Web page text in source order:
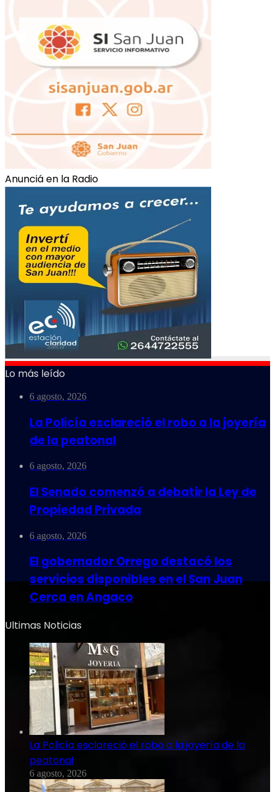
Anunciá en la Radio
Lo más leído
6 agosto, 2026
La Policía esclareció el robo a la joyería
de la peatonal
6 agosto, 2026
El Senado comenzó a debatir la Ley de
Propiedad Privada
6 agosto, 2026
El gobernador Orrego destacó los
servicios disponibles en el San Juan
Cerca en Angaco
Ultimas Noticias
La Policía esclareció el robo a la joyería de la
peatonal
6 agosto, 2026